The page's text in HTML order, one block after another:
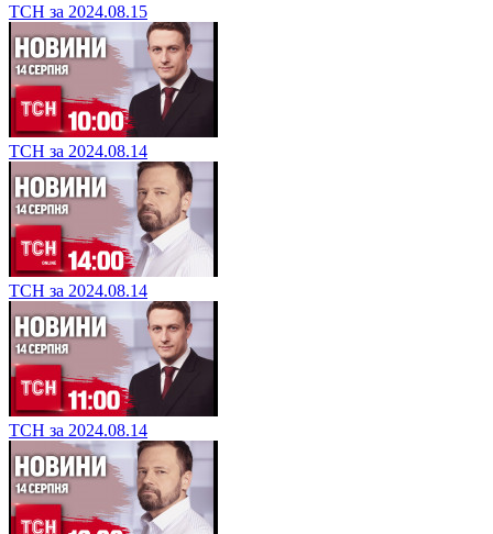
ТСН за 2024.08.15
ТСН за 2024.08.14
ТСН за 2024.08.14
ТСН за 2024.08.14